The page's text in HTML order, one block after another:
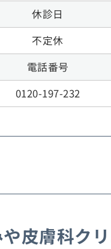
休診日
不定休
電話番号
0120-197-232
皮膚科ク